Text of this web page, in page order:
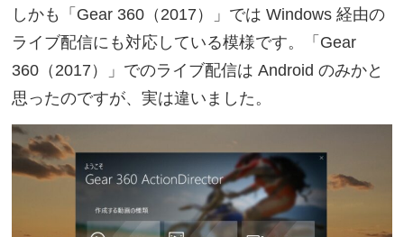
しかも「Gear 360（2017）」では Windows 経由の
ライブ配信にも対応している模様です。「Gear
360（2017）」でのライブ配信は Android のみかと
思ったのですが、実は違いました。